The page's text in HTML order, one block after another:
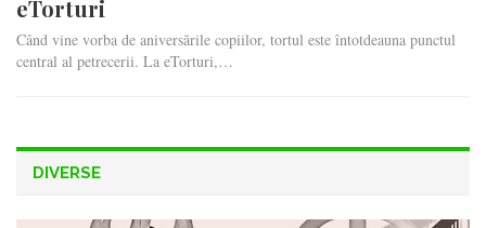
eTorturi
Când vine vorba de aniversările copiilor, tortul este întotdeauna punctul
central al petrecerii. La eTorturi,…
DIVERSE